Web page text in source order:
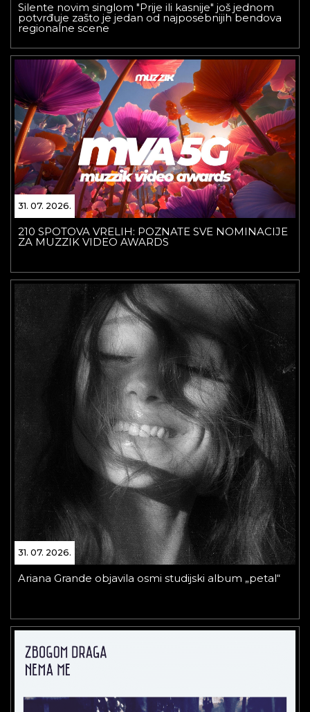
Silente novim singlom "Prije ili kasnije" još jednom
potvrđuje zašto je jedan od najposebnijih bendova
regionalne scene
31. 07. 2026.
210 SPOTOVA VRELIH: POZNATE SVE NOMINACIJE
ZA MUZZIK VIDEO AWARDS
31. 07. 2026.
Ariana Grande objavila osmi studijski album „petal“